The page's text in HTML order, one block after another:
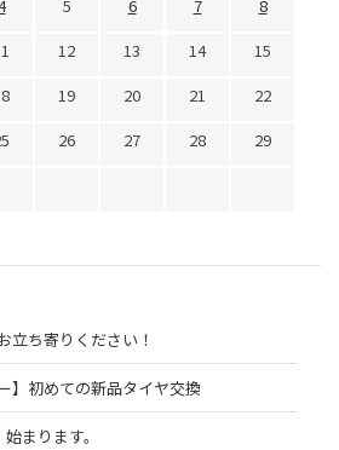
5 6 7
8
12 13 14
15
19 20 21
22
26 27 28
29
立ち寄りください！
】初めての新品タイヤ交換
まります。